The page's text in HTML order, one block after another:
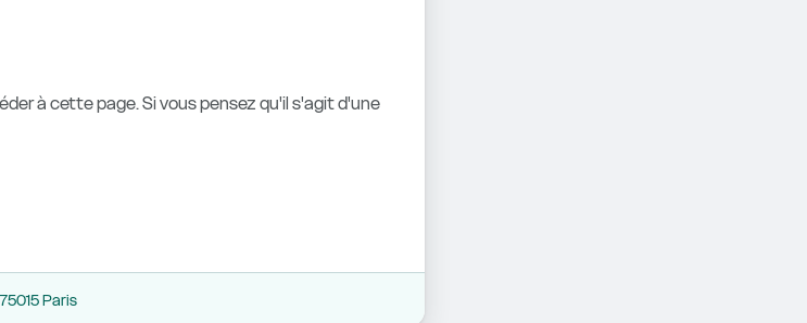
à cette page. Si vous pensez qu'il s'agit d'une
Paris